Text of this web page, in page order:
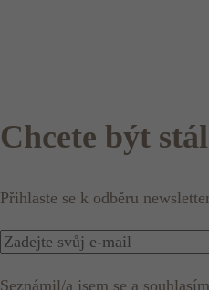
Chcete být
Přihlaste se k odběru
Seznámil/a jsem se a